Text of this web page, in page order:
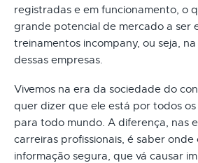
registradas e em funcionamento, o
grande potencial de mercado a ser
treinamentos incompany, ou seja,
dessas empresas.
Vivemos na era da sociedade do
quer dizer que ele está por todos os
para todo mundo. A diferença, nas
carreiras profissionais, é saber onde
informação segura, que vá causar